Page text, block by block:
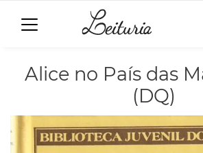
Alice no País das
(DQ)